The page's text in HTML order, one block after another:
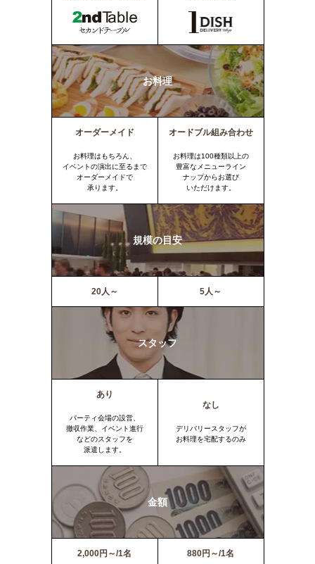
お料理
オーダーメイド
お料理はもちろん、
イベントの演出に至るまで
オーダーメイドで
承ります。
オードブル組み合わせ
お料理は100種類以上の
豊富なメニューライン
ナップからお選び
いただけます。
規模の目安
20人～ 5人～
スタッフ
あり
パーティ会場の設営、
撤収作業、イベント進行
などのスタッフを
派遣します。
なし
デリバリースタッフが
お料理を宅配するのみ
金額
2,000円～/1名 880円～/1名